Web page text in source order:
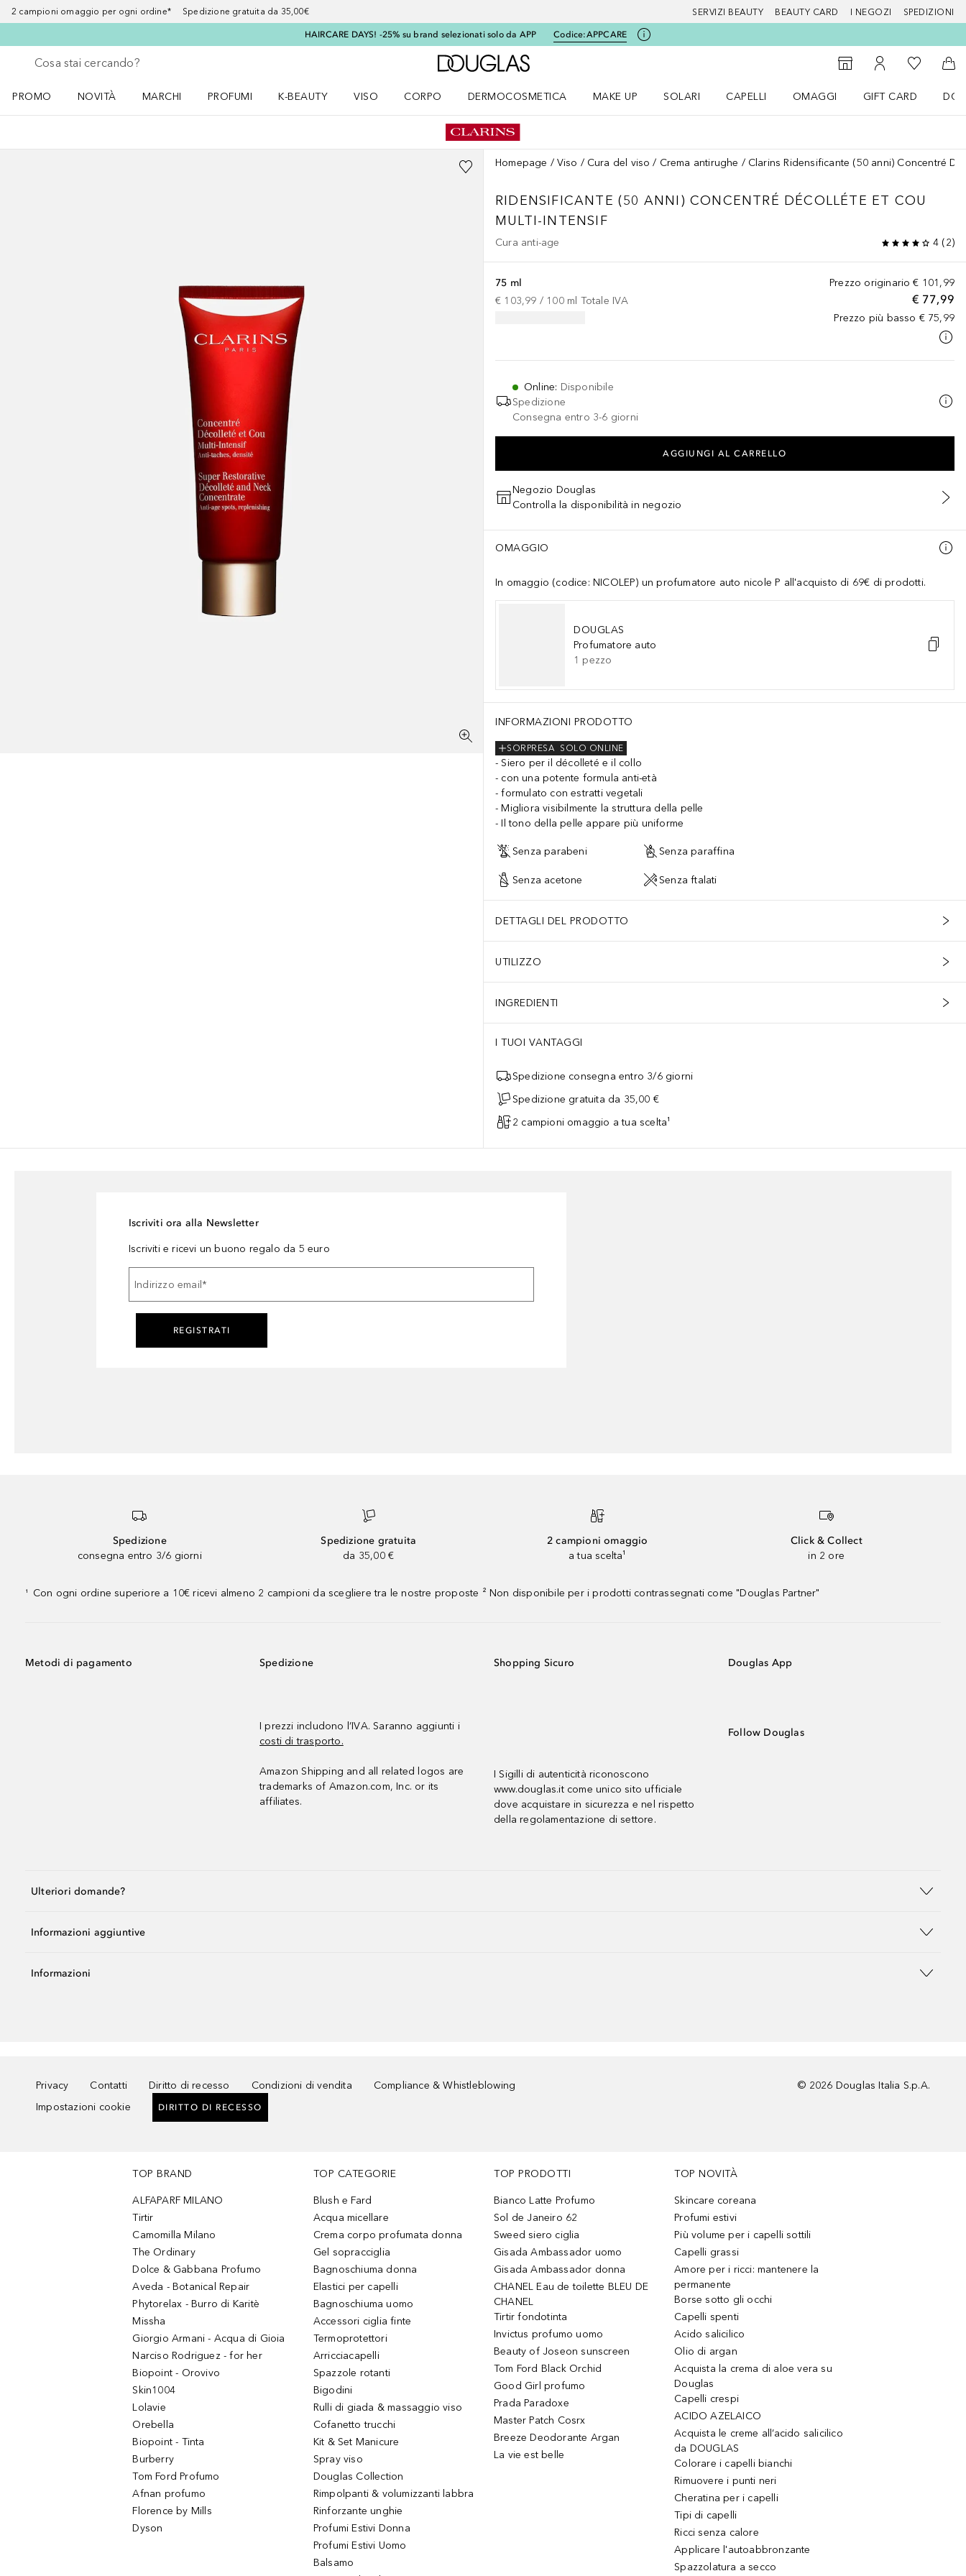
2 campioni omaggio per ogni ordine* Spedizione gratuita da 35,00€ SERVIZI BEAUTY BEAUTY CARD I NEGOZI SPEDIZIONI
HAIRCARE DAYS! -25% su brand selezionati solo da APP Codice:APPCARE
Torna indietro
Esegui ricerca
A Douglas Home
StorefinderAl Mio Account
Alla Mia
Al
PROMO
NOVITÀ
MARCHI
PROFUMI
K-BEAUTY
VISO
CORPO
DERMOCOSMETICA
MAKE UP
SOLARI
CAPELLI
OMAGGI
GIFT CARD
Homepage Viso Cura del viso Crema antirughe Clarins Ridensificante (50 anni) Concentré
RIDENSIFICANTE (50 ANNI) CONCENTRÉ DÉCOLLÉTE ET COU
MULTI-INTENSIF
Cura anti-age 4 (2)
Prezzo originario € 101,99
€ 77,99
Prezzo più basso € 75,99
75 ml
€ 103,99 / 100 ml Totale IVA
Online: Disponibile
Spedizione
Consegna entro 3-6 giorni
AGGIUNGI AL CARRELLO
Negozio Douglas
Controlla la disponibilità in negozio
OMAGGIO
In omaggio (codice: NICOLEP) un profumatore auto nicole P all'acquisto di 69€ di prodotti.
DOUGLAS
Profumatore auto
1 pezzo
INFORMAZIONI PRODOTTO
SOLO ONLINE
SORPRESA
Siero per il décolleté e il collo
con una potente formula anti-età
formulato con estratti vegetali
Migliora visibilmente la struttura della pelle
Il tono della pelle appare più uniforme
Senza parabeni Senza paraffina
Senza acetone Senza ftalati
DETTAGLI DEL PRODOTTO
UTILIZZO
INGREDIENTI
I TUOI VANTAGGI
Spedizione consegna entro 3/6 giorni
Spedizione gratuita da 35,00 €
2 campioni omaggio a tua scelta¹
Iscriviti ora alla Newsletter
Iscriviti e ricevi un buono regalo da 5 euro
Indirizzo email *
REGISTRATI
Spedizione
consegna entro 3/6 giorni
Spedizione gratuita
da 35,00 €
2 campioni omaggio
a tua scelta¹
Click & Collect
in 2 ore
¹ Con ogni ordine superiore a 10€ ricevi almeno 2 campioni da scegliere tra le nostre proposte ² Non disponibile per i prodotti contrassegnati come "Douglas Partner"
Metodi di pagamento Spedizione
I prezzi includono l’IVA. Saranno aggiunti i
costi di trasporto.
Amazon Shipping and all related logos are
trademarks of Amazon.com, Inc. or its
affiliates.
Shopping Sicuro
I Sigilli di autenticità riconoscono
www.douglas.it come unico sito ufficiale
dove acquistare in sicurezza e nel rispetto
della regolamentazione di settore.
Douglas App
Follow Douglas
Ulteriori domande?
Informazioni aggiuntive
Informazioni
Privacy Contatti Diritto di recesso Condizioni di vendita
Compliance & Whistleblowing
Impostazioni cookie
DIRITTO DI RECESSO
© 2026 Douglas Italia S.p.A.
TOP BRAND
ALFAPARF MILANO
Tirtir
Camomilla Milano
The Ordinary
Dolce & Gabbana Profumo
Aveda - Botanical Repair
Phytorelax - Burro di Karitè
Missha
Giorgio Armani - Acqua di Gioia
Narciso Rodriguez - for her
Biopoint - Orovivo
Skin1004
Lolavie
Orebella
Biopoint - Tinta
Burberry
Tom Ford Profumo
Afnan profumo
Florence by Mills
Dyson
TOP CATEGORIE
Blush e Fard
Acqua micellare
Crema corpo profumata donna
Gel sopracciglia
Bagnoschiuma donna
Elastici per capelli
Bagnoschiuma uomo
Accessori ciglia finte
Termoprotettori
Arricciacapelli
Spazzole rotanti
Bigodini
Rulli di giada & massaggio viso
Cofanetto trucchi
Kit & Set Manicure
Spray viso
Douglas Collection
Rimpolpanti & volumizzanti labbra
Rinforzante unghie
Profumi Estivi Donna
Profumi Estivi Uomo
Balsamo
TOP PRODOTTI
Bianco Latte Profumo
Sol de Janeiro 62
Sweed siero ciglia
Gisada Ambassador uomo
Gisada Ambassador donna
CHANEL Eau de toilette BLEU DE
CHANEL
Tirtir fondotinta
Invictus profumo uomo
Beauty of Joseon sunscreen
Tom Ford Black Orchid
Good Girl profumo
Prada Paradoxe
Master Patch Cosrx
Breeze Deodorante Argan
La vie est belle
TOP NOVITÀ
Skincare coreana
Profumi estivi
Più volume per i capelli sottili
Capelli grassi
Amore per i ricci: mantenere la
permanente
Borse sotto gli occhi
Capelli spenti
Acido salicilico
Olio di argan
Acquista la crema di aloe vera su
Douglas
Capelli crespi
ACIDO AZELAICO
Acquista le creme all’acido salicilico
da DOUGLAS
Colorare i capelli bianchi
Rimuovere i punti neri
Cheratina per i capelli
Tipi di capelli
Ricci senza calore
Applicare l'autoabbronzante
Spazzolatura a secco